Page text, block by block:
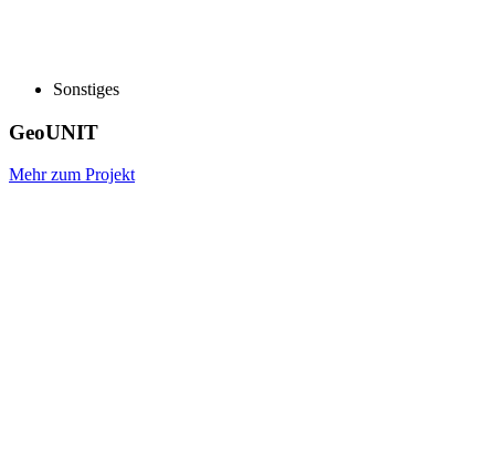
Sonstiges
GeoUNIT
Mehr zum Projekt